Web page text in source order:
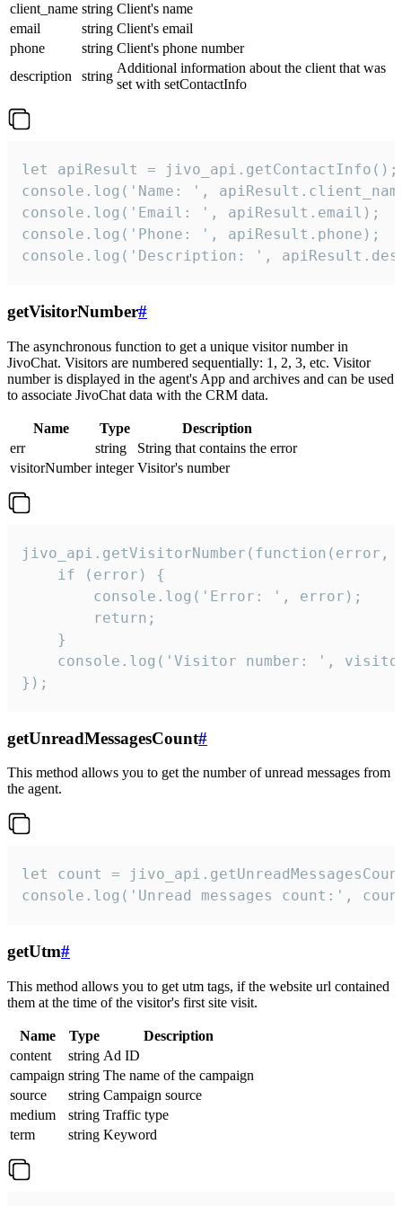
client_name string Client's name
email
string Client's email
phone
string Client's phone number
description
string
Additional information about the client that was
set with setContactInfo
let apiResult = jivo_api.getContactInfo();
console.log('Name: ',
console.log('Email: ', apiResult.email);
console.log('Phone: ', apiResult.phone);
console.log('Description: ',
getVisitorNumber#
The asynchronous function to get a unique visitor number in
JivoChat. Visitors are numbered sequentially: 1, 2, 3, etc. Visitor
number is displayed in the agent's App and archives and can be used
to associate JivoChat data with the CRM data.
Name Type
Description
err
string
String that contains the error
visitorNumber integer Visitor's number
jivo_api.getVisitorNumber(function(error,
    if (error) {
        console.log('Error: ', error);
        return;
    }
console.log('Visitor number: ',
});
getUnreadMessagesCount#
This method allows you to get the number of unread messages from
the agent.
let count =
console.log('Unread messages count:',
getUtm#
This method allows you to get utm tags, if the website url contained
them at the time of the visitor's first site visit.
Name Type
Description
content
string Ad ID
campaign string The name of the campaign
source
string Campaign source
medium
string Traffic type
term
string Keyword